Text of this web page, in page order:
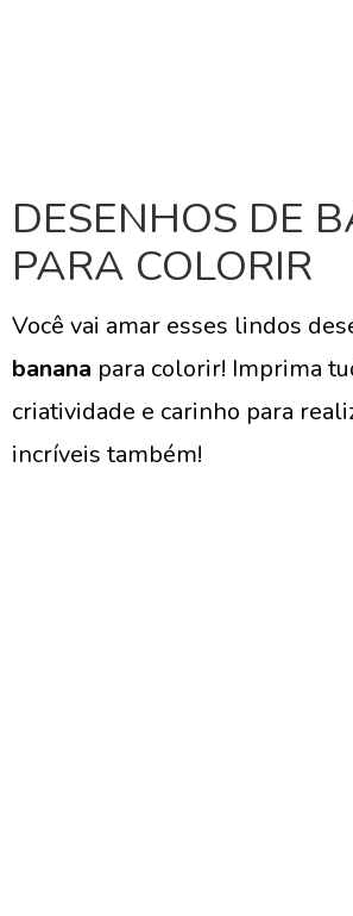
DESENHOS DE
PARA COLORIR
Você vai amar esses lindos
banana para colorir! Imprima
criatividade e carinho para
incríveis também!